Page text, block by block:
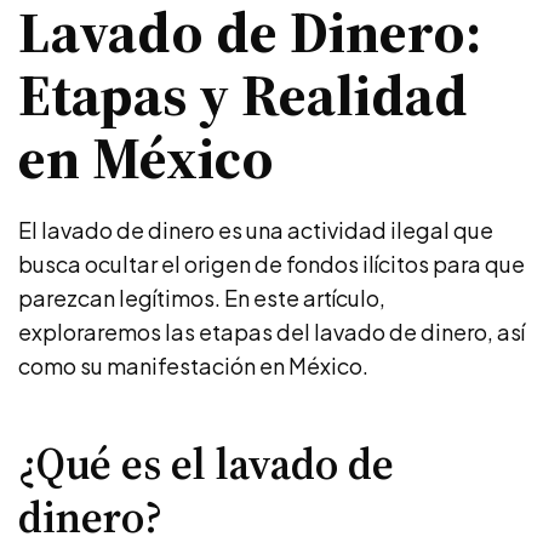
Lavado de Dinero:
Etapas y Realidad
en México
El lavado de dinero es una actividad ilegal que
busca ocultar el origen de fondos ilícitos para que
parezcan legítimos. En este artículo,
exploraremos las etapas del lavado de dinero, así
como su manifestación en México.
¿Qué es el lavado de
dinero?